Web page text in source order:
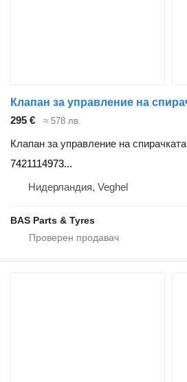
295 € ≈ 578 лв.
Клапан за управление на спирачката
7421114973...
Нидерландия, Veghel
BAS Parts & Tyres